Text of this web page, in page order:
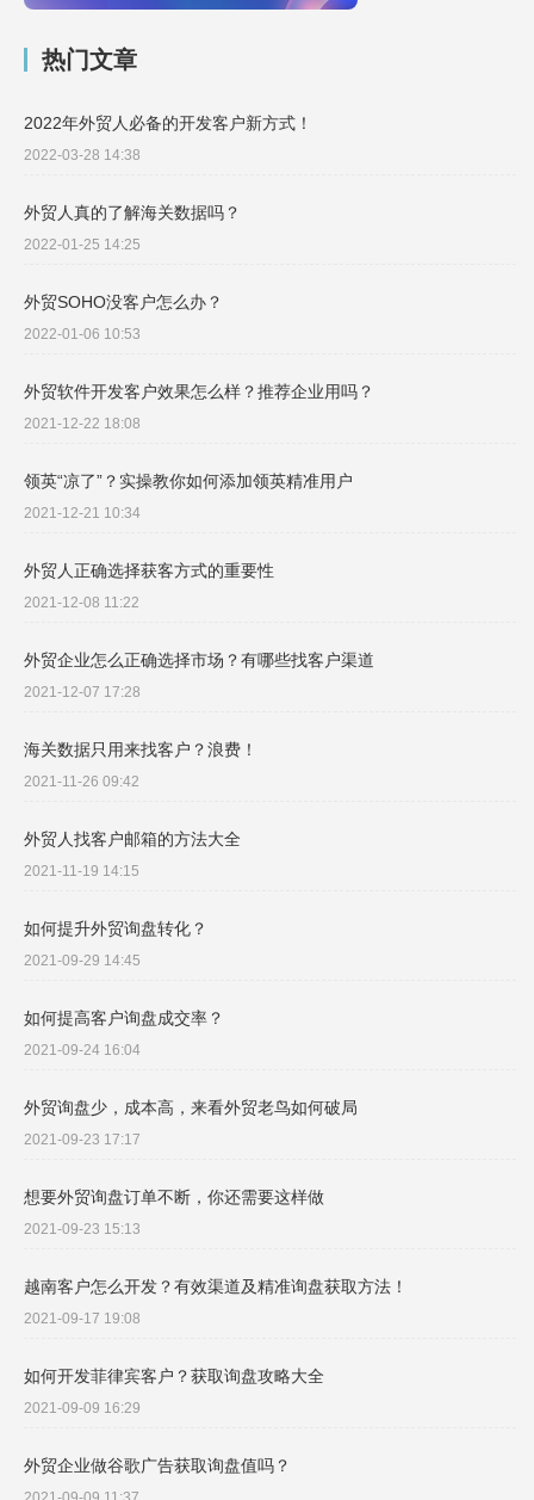
热门文章
2022年外贸人必备的开发客户新方式！
2022-03-28 14:38
外贸人真的了解海关数据吗？
2022-01-25 14:25
外贸SOHO没客户怎么办？
2022-01-06 10:53
外贸软件开发客户效果怎么样？推荐企业用吗？
2021-12-22 18:08
领英“凉了”？实操教你如何添加领英精准用户
2021-12-21 10:34
外贸人正确选择获客方式的重要性
2021-12-08 11:22
外贸企业怎么正确选择市场？有哪些找客户渠道
2021-12-07 17:28
海关数据只用来找客户？浪费！
2021-11-26 09:42
外贸人找客户邮箱的方法大全
2021-11-19 14:15
如何提升外贸询盘转化？
2021-09-29 14:45
如何提高客户询盘成交率？
2021-09-24 16:04
外贸询盘少，成本高，来看外贸老鸟如何破局
2021-09-23 17:17
想要外贸询盘订单不断，你还需要这样做
2021-09-23 15:13
越南客户怎么开发？有效渠道及精准询盘获取方法！
2021-09-17 19:08
如何开发菲律宾客户？获取询盘攻略大全
2021-09-09 16:29
外贸企业做谷歌广告获取询盘值吗？